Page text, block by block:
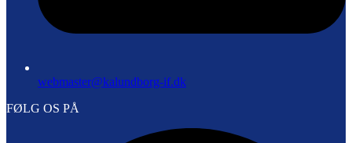
webmaster@kalundborg-if.dk
FØLG OS PÅ